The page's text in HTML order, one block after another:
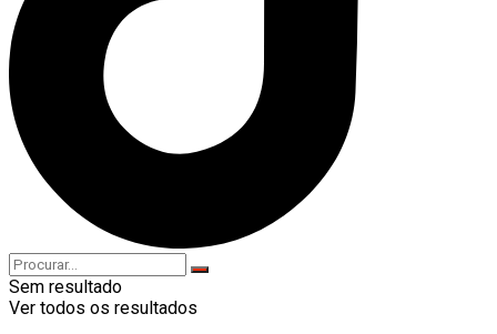
Sem resultado
Ver todos os resultados